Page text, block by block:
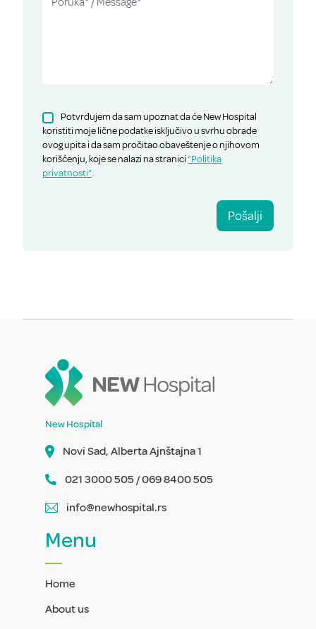
Potvrđujem da sam upoznat da će New Hospital
koristiti moje lične podatke isključivo u svrhu obrade
ovog upita i da sam pročitao obaveštenje o njihovom
korišćenju, koje se nalazi na stranici“Politika
privatnosti”.
Pošalji
New Hospital
Novi Sad, Alberta Ajnštajna 1
021 3000 505 / 069 8400 505
info@newhospital.rs
Menu
Home
About us